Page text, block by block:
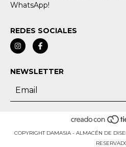
WhatsApp!
REDES SOCIALES
NEWSLETTER
COPYRIGHT DAMASIA - ALMACÉN DE